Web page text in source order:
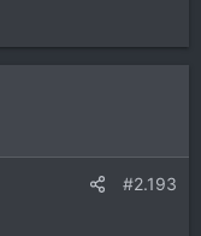
#2.193